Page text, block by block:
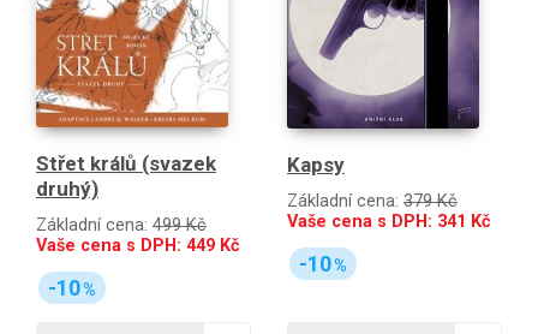
Střet králů (svazek
druhý)
Základní cena: 499 Kč
Vaše cena s DPH: 449 Kč
-10%
Kapsy
Základní cena: 379 Kč
Vaše cena s DPH: 341 Kč
-10%